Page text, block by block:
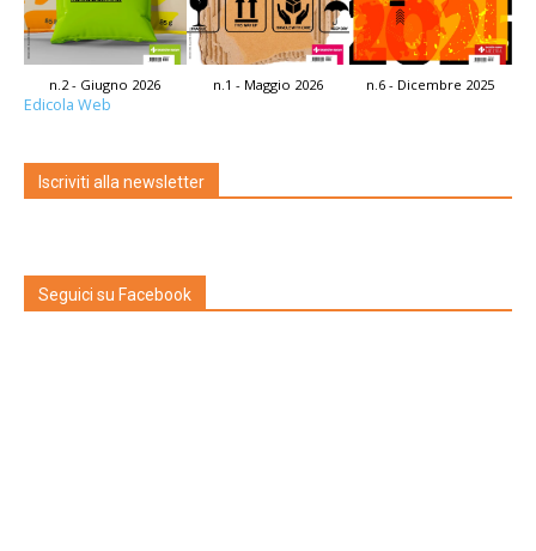
n.2 - Giugno 2026 n.1 - Maggio 2026 n.6 - Dicembre 2025
Edicola Web
Iscriviti alla newsletter
Seguici su Facebook